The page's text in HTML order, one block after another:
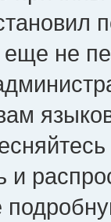
еще не
и